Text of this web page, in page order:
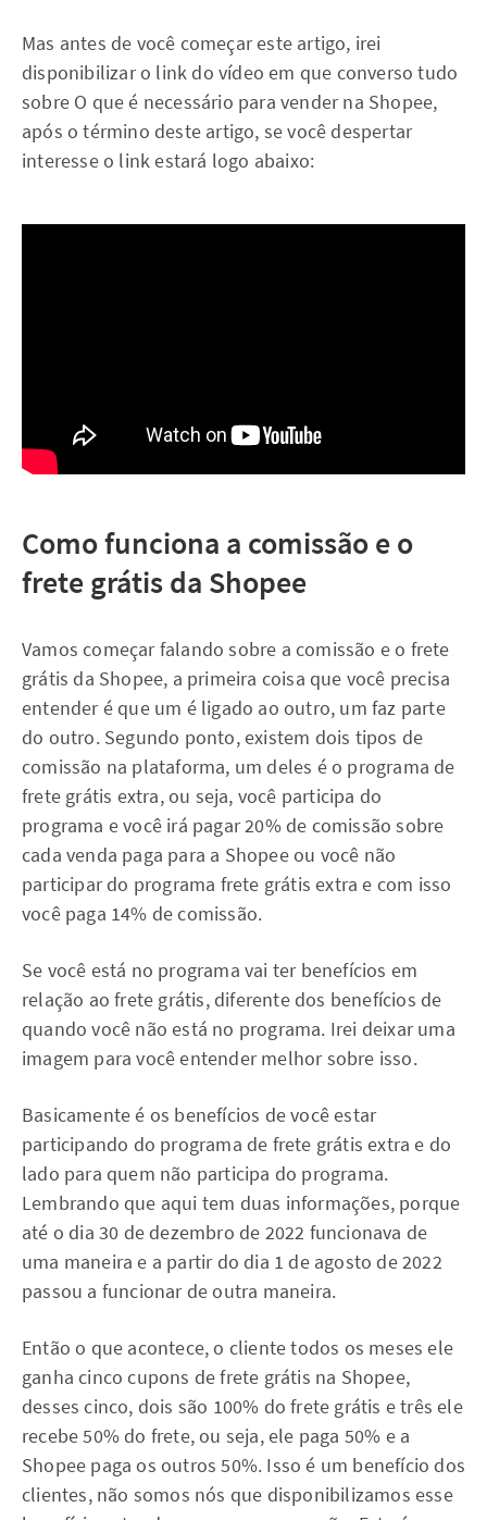
Mas antes de você começar este artigo, irei
disponibilizar o link do vídeo em que converso tudo
sobre O que é necessário para vender na Shopee,
após o término deste artigo, se você despertar
interesse o link estará logo abaixo:
Como funciona a comissão e o
frete grátis da Shopee
Vamos começar falando sobre a comissão e o frete
grátis da Shopee, a primeira coisa que você precisa
entender é que um é ligado ao outro, um faz parte
do outro. Segundo ponto, existem dois tipos de
comissão na plataforma, um deles é o programa de
frete grátis extra, ou seja, você participa do
programa e você irá pagar 20% de comissão sobre
cada venda paga para a Shopee ou você não
participar do programa frete grátis extra e com isso
você paga 14% de comissão.
Se você está no programa vai ter benefícios em
relação ao frete grátis, diferente dos benefícios de
quando você não está no programa. Irei deixar uma
imagem para você entender melhor sobre isso.
Basicamente é os benefícios de você estar
participando do programa de frete grátis extra e do
lado para quem não participa do programa.
Lembrando que aqui tem duas informações, porque
até o dia 30 de dezembro de 2022 funcionava de
uma maneira e a partir do dia 1 de agosto de 2022
passou a funcionar de outra maneira.
Então o que acontece, o cliente todos os meses ele
ganha cinco cupons de frete grátis na Shopee,
desses cinco, dois são 100% do frete grátis e três ele
recebe 50% do frete, ou seja, ele paga 50% e a
Shopee paga os outros 50%. Isso é um benefício dos
clientes, não somos nós que disponibilizamos esse